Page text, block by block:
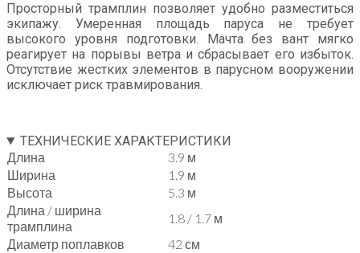
Просторный трамплин позволяет удобно разместиться
экипажу. Умеренная площадь паруса не требует
высокого уровня подготовки. Мачта без вант мягко
реагирует на порывы ветра и сбрасывает его избыток.
Отсутствие жестких элементов в парусном вооружении
исключает риск травмирования.
ТЕХНИЧЕСКИЕ ХАРАКТЕРИСТИКИ
Длина
3.9 м
Ширина
1.9 м
Высота
5.3 м
Длина / ширина
трамплина
1.8 / 1.7 м
Диаметр поплавков
42 см